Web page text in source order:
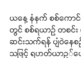
ယနေ့ နံနက် စစ်ကောင်
တွင် စစ်ရယာဉ် တစင်း
ဆင်းသက်ရန် ပျံဝဲနေစဉ်
သဖြင့် ရဟတ်ယာဥ်ပေ